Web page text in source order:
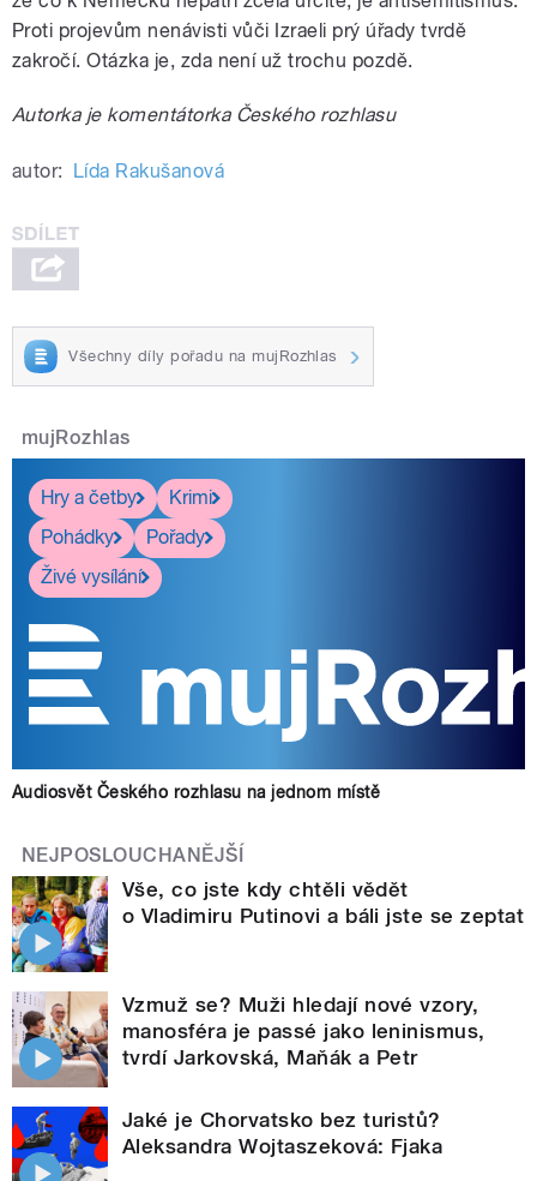
Proti projevům nenávisti vůči Izraeli prý úřady tvrdě
zakročí. Otázka je, zda není už trochu pozdě.
Autorka je komentátorka Českého rozhlasu
autor: Lída Rakušanová
Všechny díly pořadu na mujRozhlas
mujRozhlas
Hry a četby
Krimi
Pohádky
Pořady
Živé vysílání
Audiosvět Českého rozhlasu na jednom místě
NEJPOSLOUCHANĚJŠÍ
Vše, co jste kdy chtěli vědět
o Vladimiru Putinovi a báli jste se zeptat
Vzmuž se? Muži hledají nové vzory,
manosféra je passé jako leninismus,
tvrdí Jarkovská, Maňák a Petr
Jaké je Chorvatsko bez turistů?
Aleksandra Wojtaszeková: Fjaka